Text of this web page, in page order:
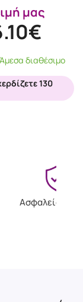
μας
Άμεσα διαθέσιμο
130
Ασφαλείς